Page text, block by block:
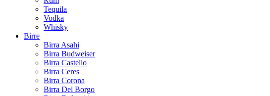
Tequila
Vodka
Whisky
Birre
Birra Asahi
Birra Budweiser
Birra Castello
Birra Ceres
Birra Corona
Birra Del Borgo